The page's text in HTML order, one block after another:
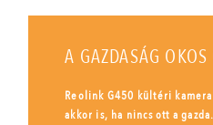
A GAZDASÁG
Reolink G450 kültéri
akkor is, ha nincs ott a gazda.